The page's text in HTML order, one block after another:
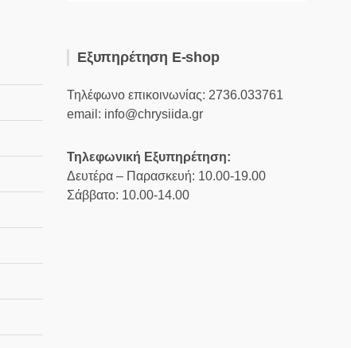
Εξυπηρέτηση E-shop
Τηλέφωνο επικοινωνίας: 2736.033761
email: info@chrysiida.gr
Τηλεφωνική Εξυπηρέτηση:
Δευτέρα – Παρασκευή: 10.00-19.00
Σάββατο: 10.00-14.00